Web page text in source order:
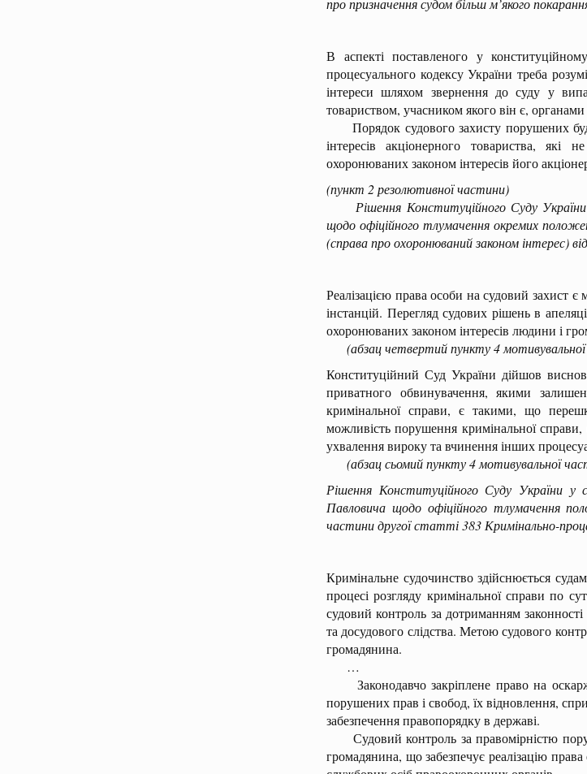
В аспекті поставленого у
процесуального кодексу України треба
інтереси шляхом звернення до суду у
товариством, учасником якого він є,
Порядок судового захисту порушених
інтересів акціонерного товариства, які
охоронюваних законом інтересів його
(пункт 2 резолютивної частини)
Рішення Конституційного Суду України
щодо офіційного тлумачення окремих
(справа про охоронюваний законом інтерес)
Реалізацією права особи на судовий захист є
інстанцій. Перегляд судових рішень в
охоронюваних законом інтересів людини і
(абзац четвертий пункту 4
Конституційний Суд України дійшов
приватного обвинувачення, якими
кримінальної справи, є такими, що
можливість порушення кримінальної справи,
ухвалення вироку та вчинення інших
(абзац сьомий пункту 4 мотивувальної
Рішення Конституційного Суду України у
Павловича щодо офіційного тлумачення
частини другої статті 383 Кримінально-
Кримінальне судочинство здійснюється
процесі розгляду кримінальної справи по
судовий контроль за дотриманням
та досудового слідства. Метою судового
громадянина.
…
Законодавчо закріплене право на
порушених прав і свобод, їх відновлення,
забезпечення правопорядку в державі.
Судовий контроль за правомірністю
громадянина, що забезпечує реалізацію